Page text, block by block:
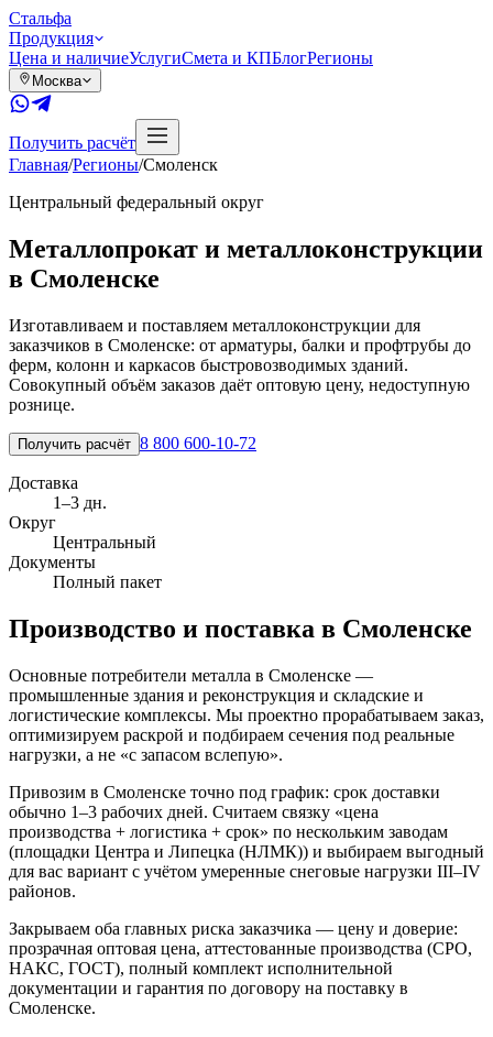
Стальфа
Продукция
Цена и наличиеУслугиСмета и КПБлогРегионы
Москва
Получить расчёт
Главная/Регионы/Смоленск
Центральный федеральный округ
Металлопрокат и металлоконструкции
в Смоленске
Изготавливаем и поставляем металлоконструкции для
заказчиков в Смоленске: от арматуры, балки и профтрубы до
ферм, колонн и каркасов быстровозводимых зданий.
Совокупный объём заказов даёт оптовую цену, недоступную
рознице.
Получить расчёт 8 800 600-10-72
Доставка
1–3 дн.
Округ
Центральный
Документы
Полный пакет
Производство и поставка в Смоленске
Основные потребители металла в Смоленске —
промышленные здания и реконструкция и складские и
логистические комплексы. Мы проектно прорабатываем заказ,
оптимизируем раскрой и подбираем сечения под реальные
нагрузки, а не «с запасом вслепую».
Привозим в Смоленске точно под график: срок доставки
обычно 1–3 рабочих дней. Считаем связку «цена
производства + логистика + срок» по нескольким заводам
(площадки Центра и Липецка (НЛМК)) и выбираем выгодный
для вас вариант с учётом умеренные снеговые нагрузки III–IV
районов.
Закрываем оба главных риска заказчика — цену и доверие:
прозрачная оптовая цена, аттестованные производства (СРО,
НАКС, ГОСТ), полный комплект исполнительной
документации и гарантия по договору на поставку в
Смоленске.